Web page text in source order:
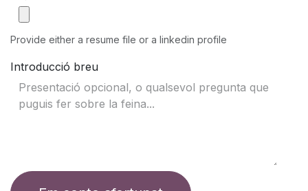
Provide either a resume file or a linkedin profile
Introducció breu